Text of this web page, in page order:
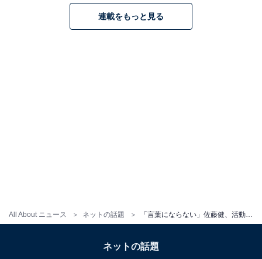
All About ニュース ネットの話題 「言葉にならない」佐藤健、活動休止発表のPerfumeとの集合ショット！ 「同じ時代を生きられてよかった」
連載をもっと見る
ネットの話題